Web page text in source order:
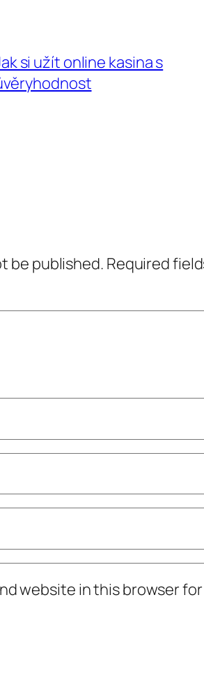
si užít online kasina s
be published. Required
website in this browser